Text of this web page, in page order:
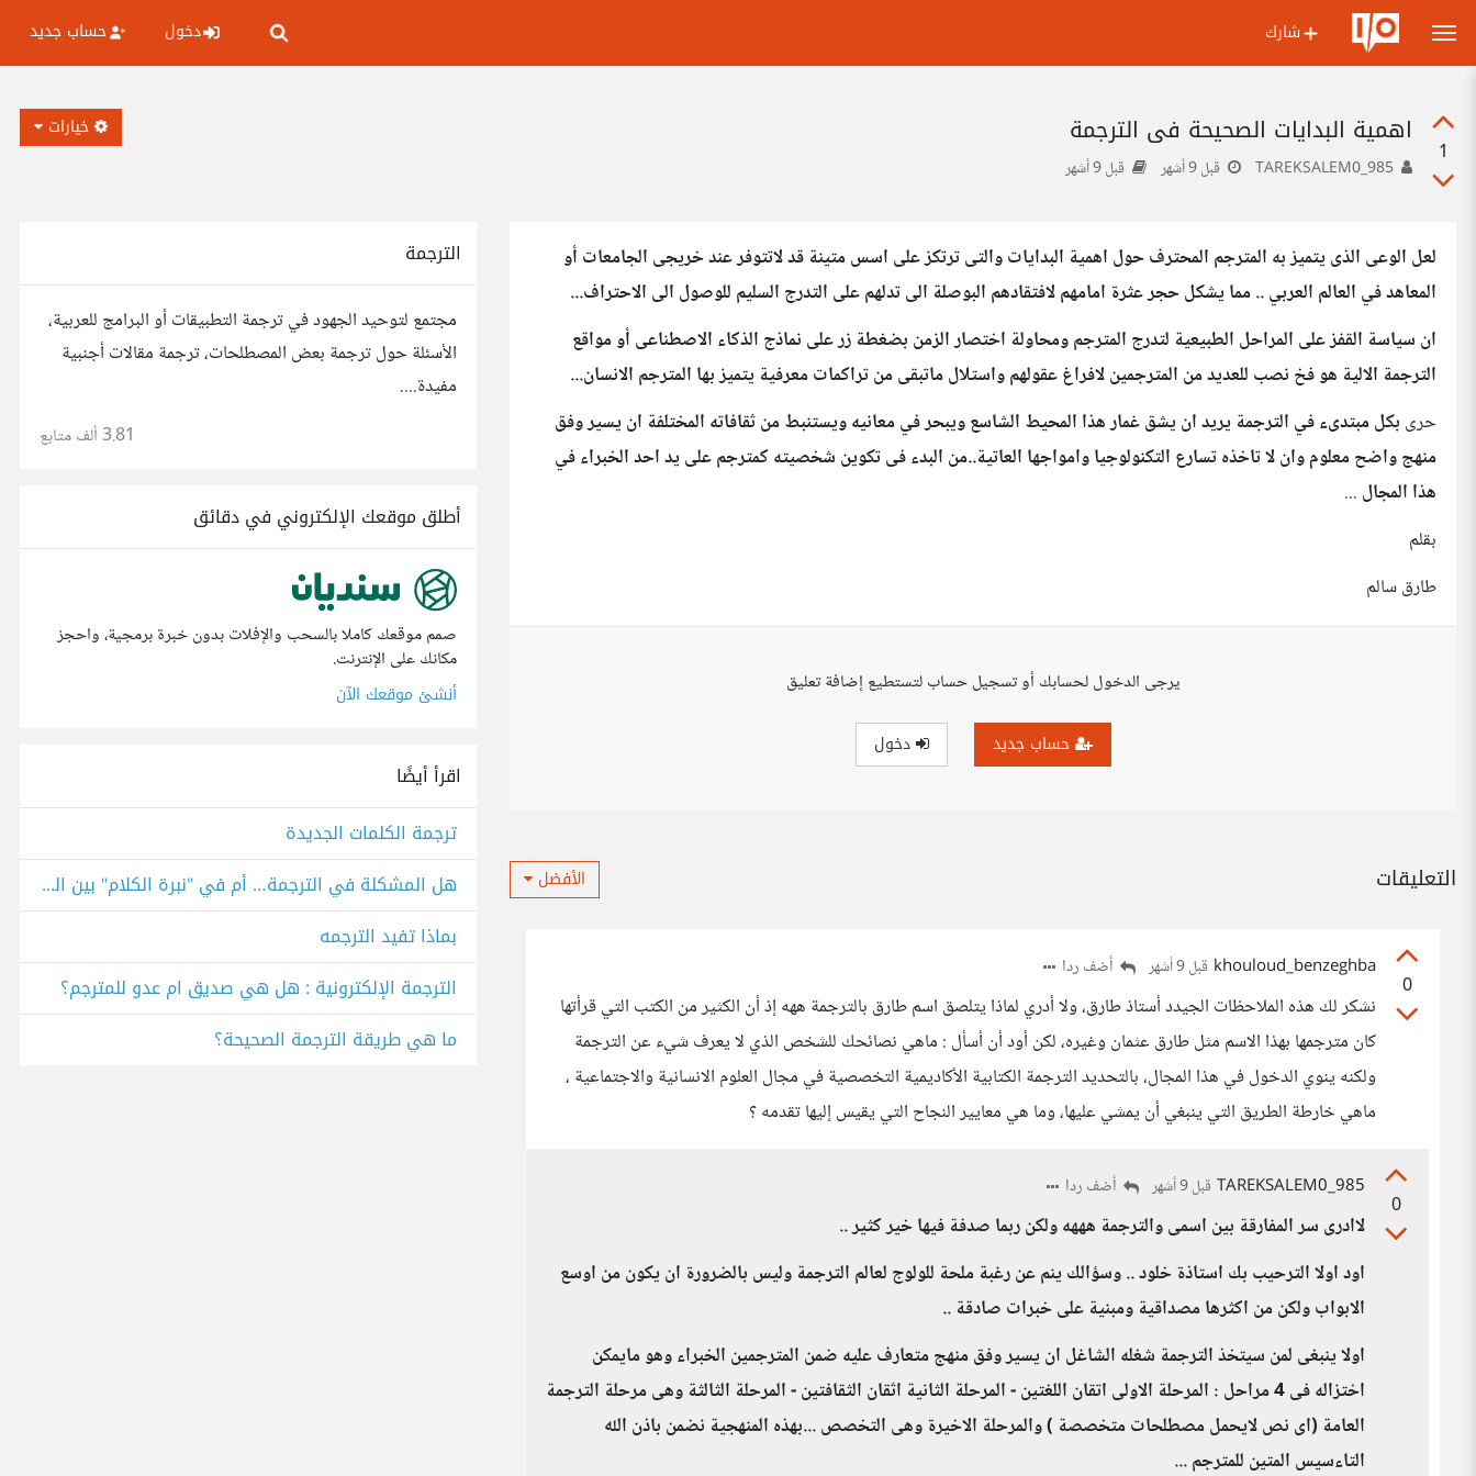
شارك دخول حساب جديد
1
اهمية البدايات الصحيحة في الترجمة
قبل 9 أشهر قبل 9 أشهر
خيارات
لعل الوعى الذى يتميز به المترجم المحترف حول اهمية البدايات والتى ترتكز على اسس متينة قد لاتتوفر عند خريجى الجامعات أو
المعاهد في العالم العربي .. مما يشكل حجر عثرة امامهم لافتقادهم البوصلة الى تدلهم على التدرج السليم للوصول الى الاحتراف...
ان سياسة القفز على المراحل الطبيعية لتدرج المترجم ومحاولة اختصار الزمن بضغطة زر على نماذج الذكاء الاصطناعى أو مواقع
الترجمة الالية هو فخ نصب للعديد من المترجمين لافراغ عقولهم واستلال ماتبقى من تراكمات معرفية يتميز بها المترجم الانسان...
حرى بكل مبتدىء في الترجمة يريد ان يشق غمار هذا المحيط الشاسع ويبحر في معانيه ويستنبط من ثقافاته المختلفة ان يسير وفق
منهج واضح معلوم وان لا تاخذه تسارع التكنولوجيا وامواجها العاتية..من البدء فى تكوين شخصيته كمترجم على يد احد الخبراء في
هذا المجال ...
بقلم
طارق سالم
يرجى الدخول لحسابك أو تسجيل حساب لتستطيع إضافة تعليق
حساب جديد دخول
التعليقات الأفضل
0
khouloud_benzeghba قبل 9 أشهر أضف ردا
نشكر لك هذه الملاحظات الجيدد أستاذ طارق، ولا أدري لماذا يتلصق اسم طارق بالترجمة ههه إذ أن الكثير من الكتب التي قرأتها
كان مترجمها بهذا الاسم مثل طارق عثمان وغيره، لكن أود أن أسأل : ماهي نصائحك للشخص الذي لا يعرف شيء عن الترجمة
ولكنه ينوي الدخول في هذا المجال، بالتحديد الترجمة الكتابية الأكاديمية التخصصية في مجال العلوم الانسانية والاجتماعية ،
ماهي خارطة الطريق التي ينبغي أن يمشي عليها، وما هي معايير النجاح التي يقيس إليها تقدمه ؟
0
TAREKSALEM0_985 قبل 9 أشهر أضف ردا
لاادرى سر المفارقة بين اسمى والترجمة هههه ولكن ربما صدفة فيها خير كثير ..
اود اولا الترحيب بك استاذة خلود .. وسؤالك ينم عن رغبة ملحة للولوج لعالم الترجمة وليس بالضرورة ان يكون من اوسع
الابواب ولكن من اكثرها مصداقية ومبنية على خبرات صادقة ..
اولا ينبغى لمن سيتخذ الترجمة شغله الشاغل ان يسير وفق منهج متعارف عليه ضمن المترجمين الخبراء وهو مايمكن
اختزاله فى 4 مراحل : المرحلة الاولى اتقان اللغتين - المرحلة الثانية اثقان الثقافتين - المرحلة الثالثة وهى مرحلة الترجمة
العامة (اى نص لايحمل مصطلحات متخصصة ) والمرحلة الاخيرة وهى التخصص ...بهذه المنهجية نضمن باذن الله
التاءسيس المتين للمترجم ...
الترجمة
مجتمع لتوحيد الجهود في ترجمة التطبيقات أو البرامج للعربية،
الأسئلة حول ترجمة بعض المصطلحات، ترجمة مقالات أجنبية
مفيدة....
3.81 ألف متابع
أطلق موقعك الإلكتروني في دقائق
صمم موقعك كاملا بالسحب والإفلات بدون خبرة برمجية، واحجز
مكانك على الإنترنت.
أنشئ موقعك الآن
اقرأ أيضًا
ترجمة الكلمات الجديدة
هل المشكلة في الترجمة… أم في "نبرة الكلام" بين الدول؟
بماذا تفيد الترجمه
الترجمة الإلكترونية : هل هي صديق ام عدو للمترجم؟
ما هي طريقة الترجمة الصحيحة؟